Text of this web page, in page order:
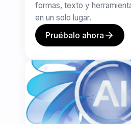
formas, texto y
en un solo lugar.
Pruébalo ahora